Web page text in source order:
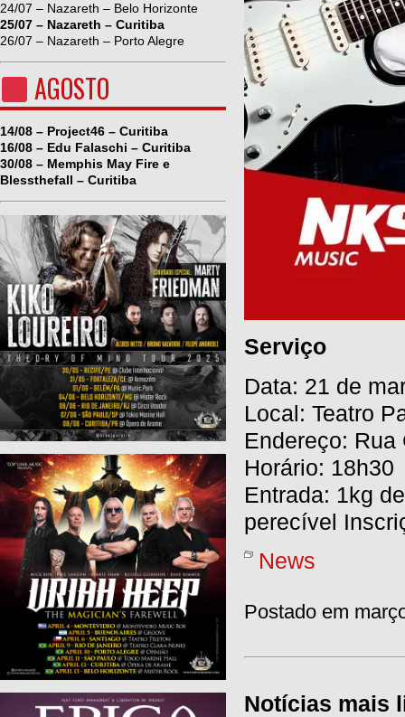
24/07 – Nazareth – Belo Horizonte
25/07 – Nazareth – Curitiba
26/07 – Nazareth – Porto Alegre
AGOSTO
14/08 – Project46 – Curitiba
16/08 – Edu Falaschi – Curitiba
30/08 – Memphis May Fire e
Blessthefall – Curitiba
Serviço
Data: 21 de
Local: Teatro
Endereço:
Horário: 18h30
Entrada: 1kg
perecível
News
Postado em
Notícias mais